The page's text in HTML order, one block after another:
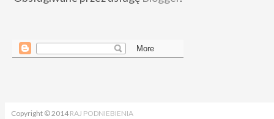
Copyright © 2014 RAJ PODNIEBIENIA